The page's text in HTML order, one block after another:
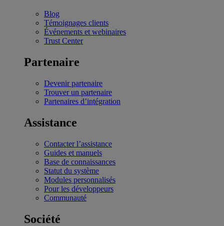
Blog
Témoignages clients
Événements et webinaires
Trust Center
Partenaire
Devenir partenaire
Trouver un partenaire
Partenaires d’intégration
Assistance
Contacter l’assistance
Guides et manuels
Base de connaissances
Statut du système
Modules personnalisés
Pour les développeurs
Communauté
Société